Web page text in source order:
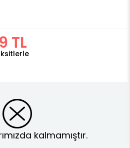
TL
kalmamıştır.